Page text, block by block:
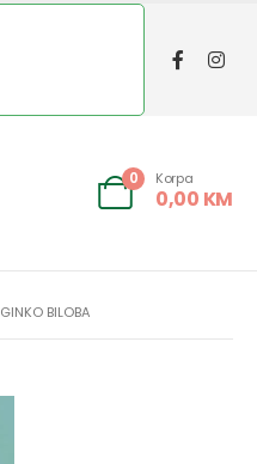
0 Korpa
0,00 KM
GINKO BILOBA